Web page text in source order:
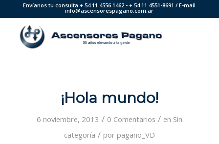
Envíanos tu consulta + 54 11 4556 1462 - + 54 11 4551-8691 / E-mail
info@ascensorespagano.com.ar
¡Hola mundo!
6 noviembre, 2013 / 0 Comentarios / en Sin
categoría / por pagano_VD